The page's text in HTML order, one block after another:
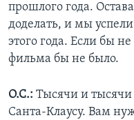
прошлого года.
доделать, и мы
этого года. Если бы
фильма бы не было.
О.С.: Тысячи и
Санта-Клаусу. Вам